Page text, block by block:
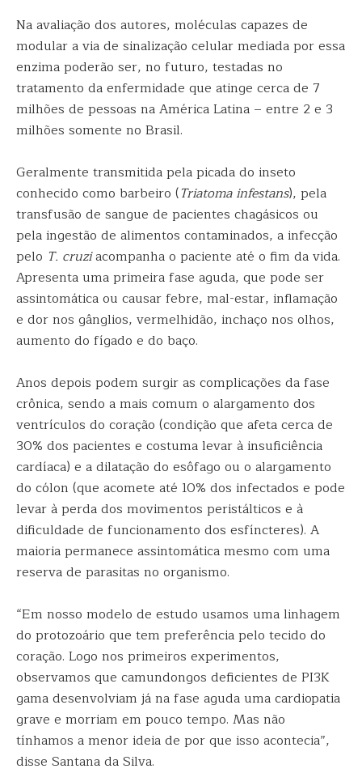
Na avaliação dos autores, moléculas capazes de
modular a via de sinalização celular mediada por essa
enzima poderão ser, no futuro, testadas no
tratamento da enfermidade que atinge cerca de 7
milhões de pessoas na América Latina – entre 2 e 3
milhões somente no Brasil.
Geralmente transmitida pela picada do inseto
conhecido como barbeiro (Triatoma infestans), pela
transfusão de sangue de pacientes chagásicos ou
pela ingestão de alimentos contaminados, a infecção
pelo T. cruziacompanha o paciente até o fim da vida.
Apresenta uma primeira fase aguda, que pode ser
assintomática ou causar febre, mal-estar, inflamação
e dor nos gânglios, vermelhidão, inchaço nos olhos,
aumento do fígado e do baço.
Anos depois podem surgir as complicações da fase
crônica, sendo a mais comum o alargamento dos
ventrículos do coração (condição que afeta cerca de
30% dos pacientes e costuma levar à insuficiência
cardíaca) e a dilatação do esôfago ou o alargamento
do cólon (que acomete até 10% dos infectados e pode
levar à perda dos movimentos peristálticos e à
dificuldade de funcionamento dos esfíncteres). A
maioria permanece assintomática mesmo com uma
reserva de parasitas no organismo.
“Em nosso modelo de estudo usamos uma linhagem
do protozoário que tem preferência pelo tecido do
coração. Logo nos primeiros experimentos,
observamos que camundongos deficientes de PI3K
gama desenvolviam já na fase aguda uma cardiopatia
grave e morriam em pouco tempo. Mas não
tínhamos a menor ideia de por que isso acontecia”,
disse Santana da Silva.